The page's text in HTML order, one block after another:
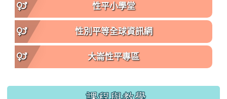
性平小學堂
性別平等全球資訊網
大崙性平專區